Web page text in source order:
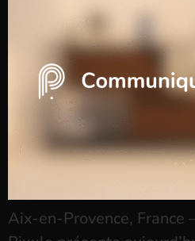
Aix-en-Provence,